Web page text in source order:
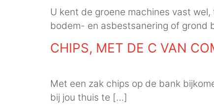
U kent de groene machines vast
bodem- en asbestsanering of grond
CHIPS, MET DE C VAN
Met een zak chips op de bank
bij jou thuis te […]